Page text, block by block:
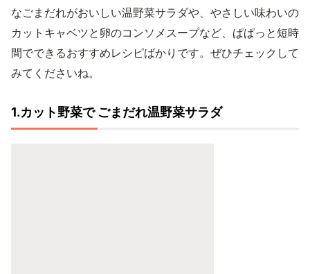
なごまだれがおいしい温野菜サラダや、やさしい味わいの
カットキャベツと卵のコンソメスープなど、ぱぱっと短時
間でできるおすすめレシピばかりです。ぜひチェックして
みてくださいね。
1.カット野菜で ごまだれ温野菜サラダ